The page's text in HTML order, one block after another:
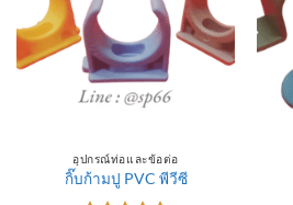
อุปกรณ์ท่อและข้อต่อ
กิ๊บก้ามปู PVC พีวีซี